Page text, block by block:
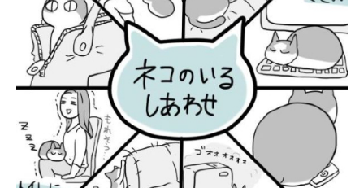
経営リーダーのコミュニティ
マーケ×ITの今がよく分かる
ITエンジニア向け専門サイト
企業向けIT製品の総合サイト
IT製品の技術・比較・事例